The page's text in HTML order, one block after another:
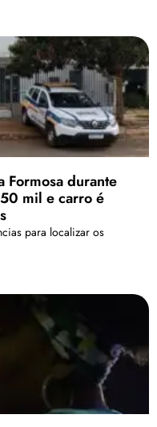
Formosa durante
mil e carro é
para localizar os